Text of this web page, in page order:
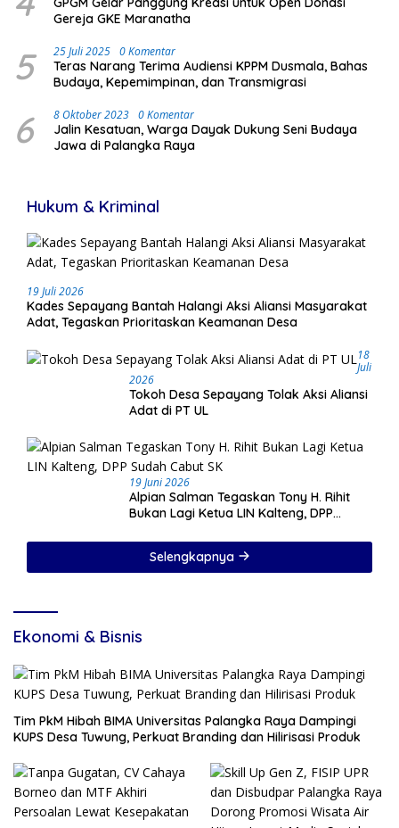
Gereja GKE Maranatha
5 25 Juli 2025 0 Komentar
Teras Narang Terima Audiensi KPPM Dusmala, Bahas
Budaya, Kepemimpinan, dan Transmigrasi
6 8 Oktober 2023 0 Komentar
Jalin Kesatuan, Warga Dayak Dukung Seni Budaya
Jawa di Palangka Raya
Hukum & Kriminal
19 Juli 2026
Kades Sepayang Bantah Halangi Aksi Aliansi Masyarakat
Adat, Tegaskan Prioritaskan Keamanan Desa
18
Juli
2026
Tokoh Desa Sepayang Tolak Aksi Aliansi
Adat di PT UL
19 Juni 2026
Alpian Salman Tegaskan Tony H. Rihit
Bukan Lagi Ketua LIN Kalteng, DPP
Selengkapnya
Ekonomi & Bisnis
Tim PkM Hibah BIMA Universitas Palangka Raya Dampingi
KUPS Desa Tuwung, Perkuat Branding dan Hilirisasi Produk